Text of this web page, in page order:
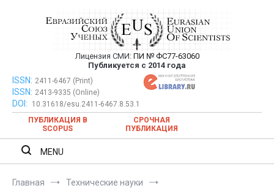
Евразийский Союз Ученых —
публикация научных статей в
ежемесячном научном журнале
Лицензия СМИ: ПИ № ФС77-63060
Публикуется с 2014 года
Евразийский Союз Ученых — публикация научных статей в
ежемесячном научном журнале
ISSN: 2411-6467 (Print)
ISSN: 2413-9335 (Online)
DOI:
10.31618/esu.2411-6467.8.53.1
ПУБЛИКАЦИЯ В
SCOPUS
СРОЧНАЯ
ПУБЛИКАЦИЯ
MENU
Главная
Технические науки